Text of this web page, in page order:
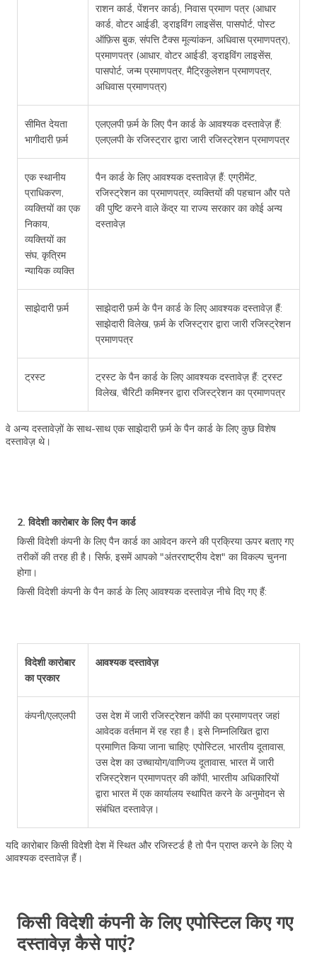
राशन कार्ड, पेंशनर कार्ड), निवास प्रमाण पत्र (आधार
कार्ड, वोटर आईडी, ड्राइविंग लाइसेंस, पासपोर्ट, पोस्ट
ऑफ़िस बुक, संपत्ति टैक्स मूल्यांकन, अधिवास प्रमाणपत्र),
प्रमाणपत्र (आधार, वोटर आईडी, ड्राइविंग लाइसेंस,
पासपोर्ट, जन्म प्रमाणपत्र, मैट्रिकुलेशन प्रमाणपत्र,
अधिवास प्रमाणपत्र)
सीमित देयता
भागीदारी फ़र्म
एलएलपी फ़र्म के लिए पैन कार्ड के आवश्यक दस्तावेज़ हैं:
एलएलपी के रजिस्ट्रार द्वारा जारी रजिस्ट्रेशन प्रमाणपत्र
एक स्थानीय
प्राधिकरण,
व्यक्तियों का एक
निकाय,
व्यक्तियों का
संघ, कृत्रिम
न्यायिक व्यक्ति
पैन कार्ड के लिए आवश्यक दस्तावेज़ हैं: एग्रीमेंट,
रजिस्ट्रेशन का प्रमाणपत्र, व्यक्तियों की पहचान और पते
की पुष्टि करने वाले केंद्र या राज्य सरकार का कोई अन्य
दस्तावेज़
साझेदारी फ़र्म
साझेदारी फ़र्म के पैन कार्ड के लिए आवश्यक दस्तावेज़ हैं:
साझेदारी विलेख, फ़र्म के रजिस्ट्रार द्वारा जारी रजिस्ट्रेशन
प्रमाणपत्र
ट्रस्ट
ट्रस्ट के पैन कार्ड के लिए आवश्यक दस्तावेज़ हैं: ट्रस्ट
विलेख, चैरिटी कमिश्नर द्वारा रजिस्ट्रेशन का प्रमाणपत्र
वे अन्य दस्तावेज़ों के साथ-साथ एक साझेदारी फ़र्म के पैन कार्ड के लिए कुछ विशेष
दस्तावेज़ थे।
2. विदेशी कारोबार के लिए पैन कार्ड
किसी विदेशी कंपनी के लिए पैन कार्ड का आवेदन करने की प्रक्रिया ऊपर बताए गए
तरीकों की तरह ही है। सिर्फ, इसमें आपको "अंतरराष्ट्रीय देश" का विकल्प चुनना
होगा।
किसी विदेशी कंपनी के पैन कार्ड के लिए आवश्यक दस्तावेज़ नीचे दिए गए हैं:
विदेशी कारोबार
का प्रकार
आवश्यक दस्तावेज़
कंपनी/एलएलपी
उस देश में जारी रजिस्ट्रेशन कॉपी का प्रमाणपत्र जहां
आवेदक वर्तमान में रह रहा है। इसे निम्नलिखित द्वारा
प्रमाणित किया जाना चाहिए: एपोस्टिल, भारतीय दूतावास,
उस देश का उच्चायोग/वाणिज्य दूतावास, भारत में जारी
रजिस्ट्रेशन प्रमाणपत्र की कॉपी, भारतीय अधिकारियों
द्वारा भारत में एक कार्यालय स्थापित करने के अनुमोदन से
संबंधित दस्तावेज़।
यदि कारोबार किसी विदेशी देश में स्थित और रजिस्टर्ड है तो पैन प्राप्त करने के लिए ये
आवश्यक दस्तावेज़ हैं।
किसी विदेशी कंपनी के लिए एपोस्टिल किए गए
दस्तावेज़ कैसे पाएं?